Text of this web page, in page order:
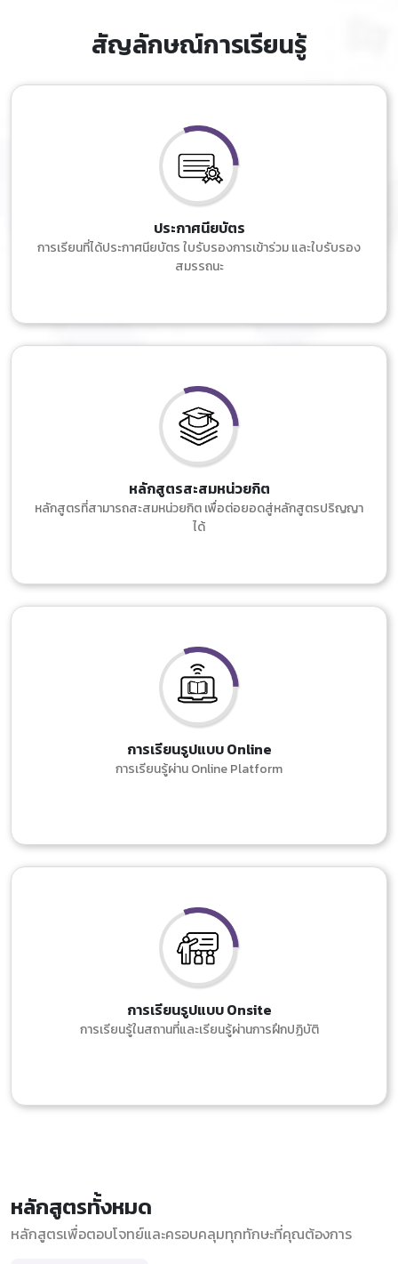
สัญลักษณ์การเรียนรู้
ประกาศนียบัตร
การเรียนที่ได้ประกาศนียบัตร ใบรับรองการเข้าร่วม และใบรับรอง
สมรรถนะ
หลักสูตรสะสมหน่วยกิต
หลักสูตรที่สามารถสะสมหน่วยกิต เพื่อต่อยอดสู่หลักสูตรปริญญา
ได้
การเรียนรูปแบบ Online
การเรียนรู้ผ่าน Online Platform
การเรียนรูปแบบ Onsite
การเรียนรู้ในสถานที่และเรียนรู้ผ่านการฝึกปฏิบัติ
หลักสูตรทั้งหมด
หลักสูตรเพื่อตอบโจทย์และครอบคลุมทุกทักษะที่คุณต้องการ